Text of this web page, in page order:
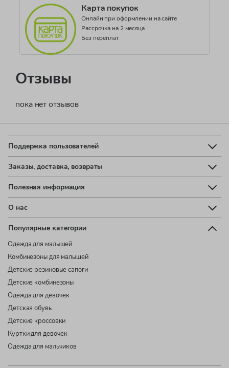
Карта покупок
Онлайн при оформлении на сайте
Рассрочка на 2 месяца
Без переплат
Отзывы
пока нет отзывов
Поддержка пользователей
Заказы, доставка, возвраты
Полезная информация
О нас
Популярные категории
Одежда для малышей
Комбинезоны для малышей
Детские резиновые сапоги
Детские комбинезоны
Одежда для девочек
Детская обувь
Детские кроссовки
Куртки для девочек
Одежда для мальчиков